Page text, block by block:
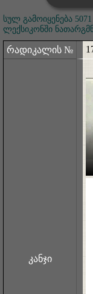
სულ გამოიყენება 5071
ლექსიკონში
რადიკალის №
კანჯი